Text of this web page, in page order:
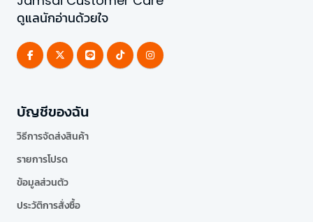
ดูแลนักอ่านด้วยใจ
บัญชีของฉัน
วิธีการจัดส่งสินค้า
รายการโปรด
ข้อมูลส่วนตัว
ประวัติการสั่งซื้อ